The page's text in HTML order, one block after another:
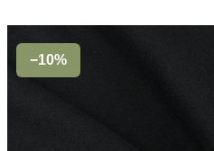
−10%